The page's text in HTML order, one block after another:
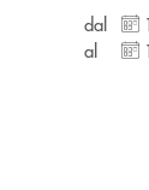
dal
al